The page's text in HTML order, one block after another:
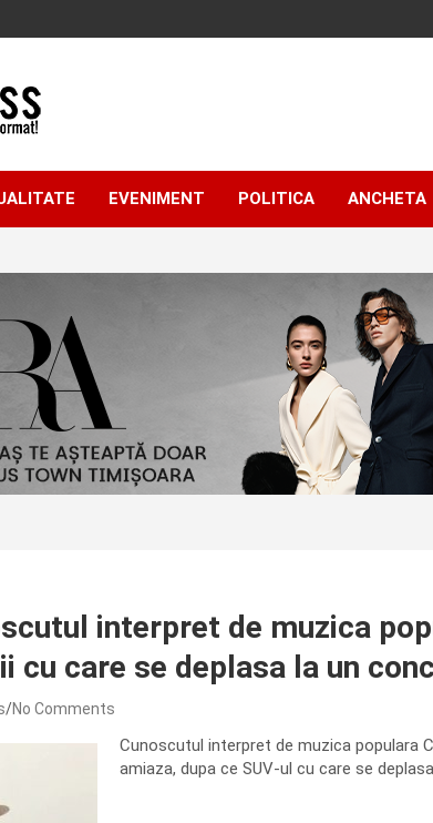
EVENIMENT POLITICA ANCHETA
interpret de muzica
cu care se deplasa la un
No Comments
Cunoscutul interpret de muzica populara
amiaza, dupa ce SUV-ul cu care se